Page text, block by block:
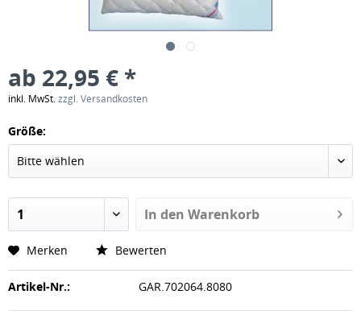
ab 22,95 € *
inkl. MwSt.zzgl. Versandkosten
Größe:
In den Warenkorb
Merken Bewerten
Artikel-Nr.: GAR.702064.8080